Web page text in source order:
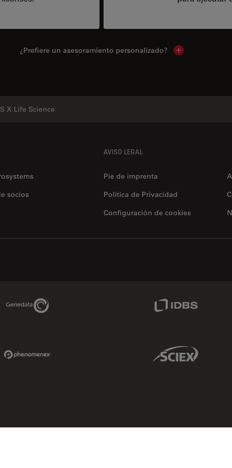
¿Prefiere un asesoramiento personalizado? Show local
X Life Science
socios
AVISO LEGAL
Pie de imprenta
Politica de Privacidad
Configuración de cookies
Genedata Link
Sciex Link